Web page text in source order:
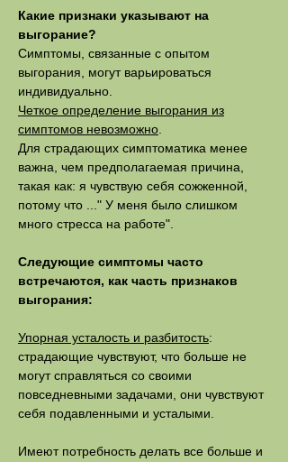
Какие признаки указывают на
выгорание?
Симптомы, связанные с опытом
выгорания, могут варьироваться
индивидуально.
Четкое определение выгорания из
симптомов невозможно
Для страдающих симптоматика менее
важна, чем предполагаемая причина,
такая как: я чувствую себя сожженной,
потому что ..." У меня было слишком
много стресса на работе".
Следующие симптомы часто
встречаются, как часть признаков
выгорания:
Упорная усталость и разбитость:
страдающие чувствуют, что больше не
могут справляться со своими
повседневными задачами, они чувствуют
себя подавленными и усталыми.
Имеют потребность делать все больше и